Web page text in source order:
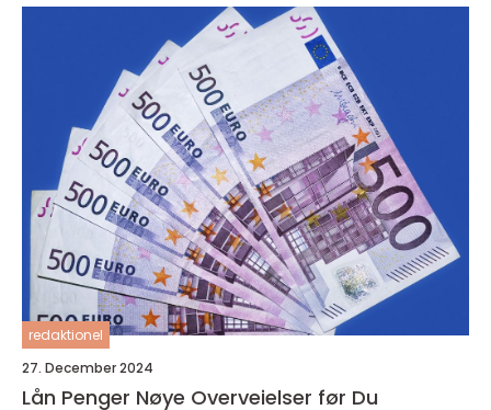
redaktionel
27. December 2024
Lån Penger Nøye Overveielser før Du